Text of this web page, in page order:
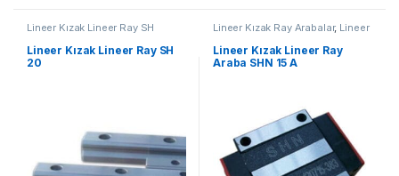
Lineer Kızak Lineer Ray SH
Mekanik Ürünler
Lineer Kızak Lineer Ray SH
20
Lineer Kızak Ray Arabalar, Lineer
Ürünler, Ray ve Arabalar
Lineer Kızak Lineer Ray
Araba SHN 15 A